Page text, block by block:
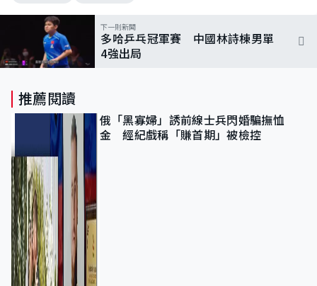
下一則新聞
多哈乒乓冠軍賽 中國林詩棟男單
4強出局
推薦閱讀
俄「黑寡婦」誘前線士兵閃婚騙撫恤
金 經紀戲稱「賺首期」被檢控